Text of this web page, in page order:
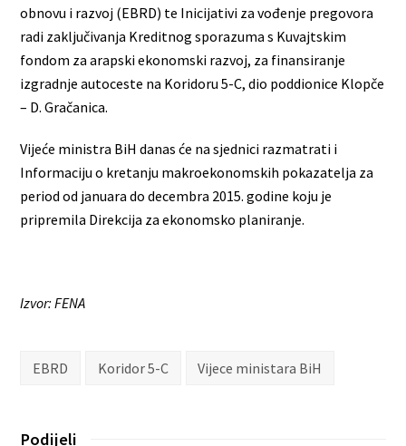
obnovu i razvoj (EBRD) te Inicijativi za vođenje pregovora
radi zaključivanja Kreditnog sporazuma s Kuvajtskim
fondom za arapski ekonomski razvoj, za finansiranje
izgradnje autoceste na Koridoru 5-C, dio poddionice Klopče
– D. Gračanica.
Vijeće ministra BiH danas će na sjednici razmatrati i
Informaciju o kretanju makroekonomskih pokazatelja za
period od januara do decembra 2015. godine koju je
pripremila Direkcija za ekonomsko planiranje.
Izvor: FENA
EBRD Koridor 5-C Vijece ministara BiH
Podijeli